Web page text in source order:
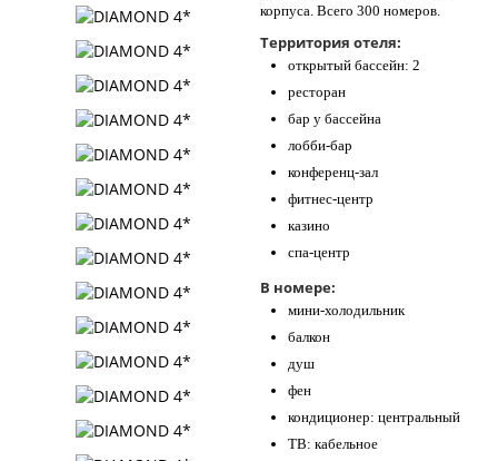
корпуса. Всего 300 номеров.
Территория отеля:
открытый бассейн: 2
ресторан
бар у бассейна
лобби-бар
конференц-зал
фитнес-центр
казино
спа-центр
В номере:
мини-холодильник
балкон
душ
фен
кондиционер: центральный
ТВ: кабельное